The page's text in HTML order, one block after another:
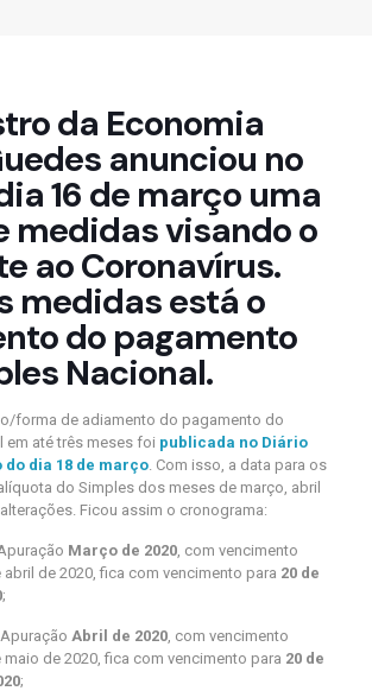
da Economia
anunciou no
16 de março uma
medidas visando o
ao Coronavírus.
medidas está o
do pagamento
Nacional.
forma de adiamento do pagamento do
em até três meses foi publicada no Diário
do dia 18 de março. Com isso, a data para os
do Simples dos meses de março, abril
Ficou assim o cronograma:
Março de 2020, com vencimento
abril de 2020, fica com vencimento para 20 de
;
Abril de 2020, com vencimento
maio de 2020, fica com vencimento para 20 de
;